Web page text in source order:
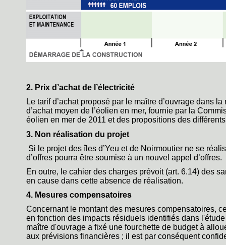
2. Prix d’achat de l’électricité
Le tarif d’achat proposé par le maître d’ouvrage dans
d’achat moyen de l’éolien en mer, fournie par la
éolien en mer de 2011 et des propositions des
3. Non réalisation du projet
Si le projet des îles d’Yeu et de Noirmoutier ne se
d’offres pourra être soumise à un nouvel appel d’offres.
En outre, le cahier des charges prévoit (art. 6.14) des
en cause dans cette absence de réalisation.
4. Mesures compensatoires
Concernant le montant des mesures compensatoires,
en fonction des impacts résiduels identifiés dans
maître d'ouvrage a fixé une fourchette de budget à
aux prévisions financières ; il est par conséquent